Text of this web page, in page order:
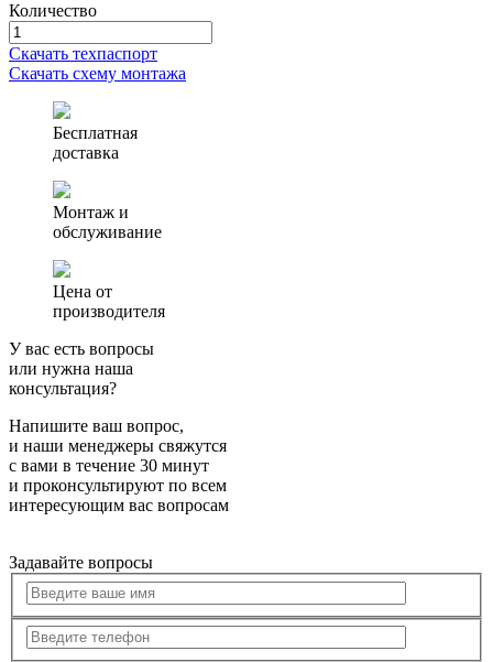
Количество
Количество
товара
Септик
канализация)
Скачать техпаспорт
Скачать схему монтажа
Бесплатная
доставка
Монтаж и
обслуживание
Цена от
производителя
У вас есть вопросы
или нужна наша
консультация?
Напишите ваш вопрос,
и наши менеджеры свяжутся
с вами в течение 30 минут
и проконсультируют по всем
интересующим вас вопросам
Задавайте вопросы